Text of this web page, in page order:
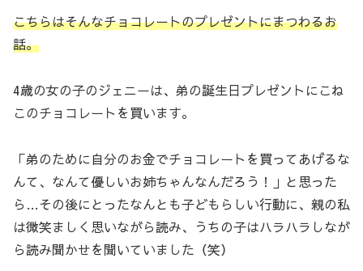
こちらはそんなチョコレートのプレゼントにまつわるお
話。
4歳の女の子のジェニーは、弟の誕生日プレゼントにこね
このチョコレートを買います。
「弟のために自分のお金でチョコレートを買ってあげるな
んて、なんて優しいお姉ちゃんなんだろう！」と思った
ら…その後にとったなんとも子どもらしい行動に、親の私
は微笑ましく思いながら読み、うちの子はハラハラしなが
ら読み聞かせを聞いていました（笑）